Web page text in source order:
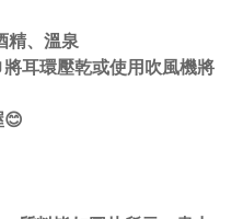
精、溫泉
耳環壓乾或使用吹風機將
😊